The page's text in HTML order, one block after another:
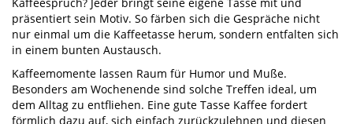
Kaffeespruch? Jeder bringt seine eigene Tasse mit und
präsentiert sein Motiv. So färben sich die Gespräche nicht
nur einmal um die Kaffeetasse herum, sondern entfalten sich
in einem bunten Austausch.
Kaffeemomente lassen Raum für Humor und Muße.
Besonders am Wochenende sind solche Treffen ideal, um
dem Alltag zu entfliehen. Eine gute Tasse Kaffee fordert
förmlich dazu auf, sich einfach zurückzulehnen und diesen